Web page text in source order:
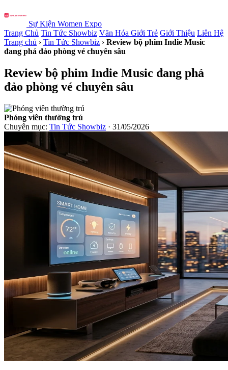
Sự Kiện Women Expo
Trang Chủ Tin Tức Showbiz Văn Hóa Giới Trẻ Giới Thiệu Liên Hệ
Trang chủ › Tin Tức Showbiz › Review bộ phim Indie Music
đang phá đảo phòng vé chuyên sâu
Review bộ phim Indie Music đang phá
đảo phòng vé chuyên sâu
Phóng viên thường trú
Chuyên mục: Tin Tức Showbiz · 31/05/2026